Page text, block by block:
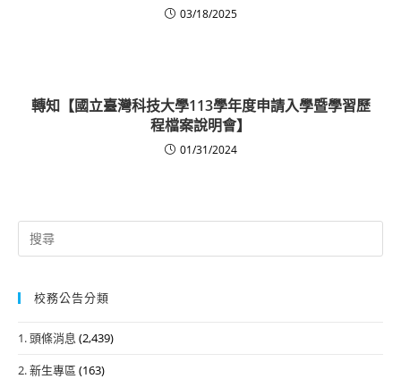
03/18/2025
轉知【國立臺灣科技大學113學年度申請入學暨學習歷
程檔案說明會】
01/31/2024
Search
for:
校務公告分類
1. 頭條消息 (2,439)
2. 新生專區 (163)